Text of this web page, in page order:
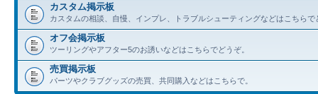
カスタム掲示板
カスタムの相談、自慢、インプレ、トラブルシューティングなどはこちらで
オフ会掲示板
ツーリングやアフター5のお誘いなどはこちらでどうぞ。
売買掲示板
パーツやクラブグッズの売買、共同購入などはこちらで。